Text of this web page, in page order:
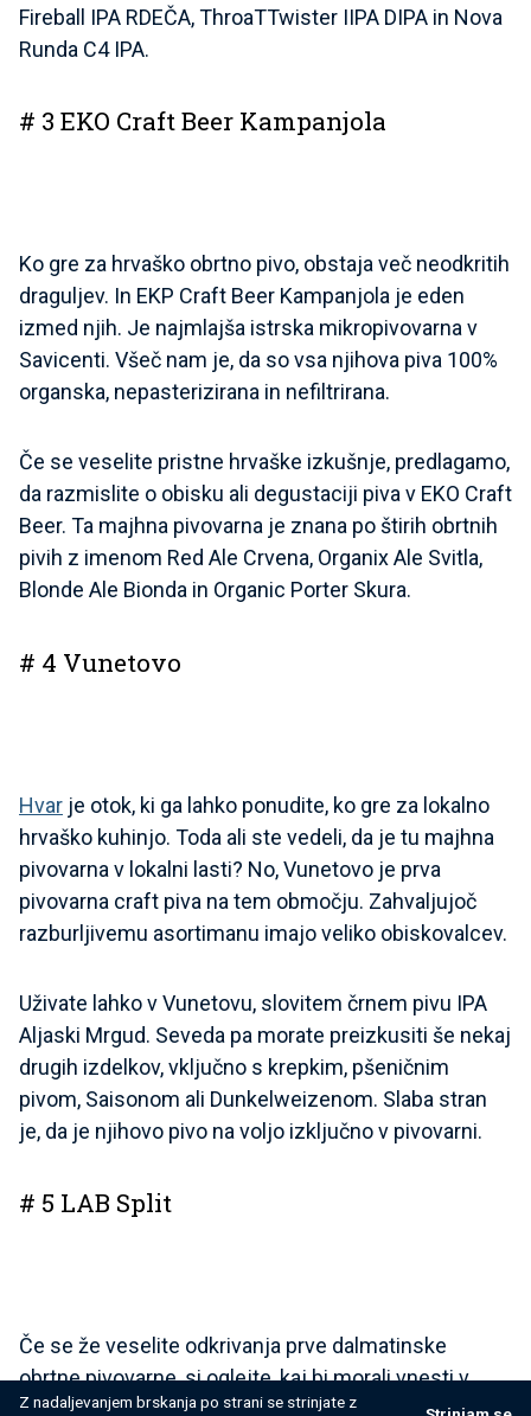
Fireball IPA RDEČA, ThroaTTwister IIPA DIPA in Nova
Runda C4 IPA.
# 3 EKO Craft Beer Kampanjola
Ko gre za hrvaško obrtno pivo, obstaja več neodkritih
draguljev. In EKP Craft Beer Kampanjola je eden
izmed njih. Je najmlajša istrska mikropivovarna v
Savicenti. Všeč nam je, da so vsa njihova piva 100%
organska, nepasterizirana in nefiltrirana.
Če se veselite pristne hrvaške izkušnje, predlagamo,
da razmislite o obisku ali degustaciji piva v EKO Craft
Beer. Ta majhna pivovarna je znana po štirih obrtnih
pivih z imenom Red Ale Crvena, Organix Ale Svitla,
Blonde Ale Bionda in Organic Porter Skura.
# 4 Vunetovo
Hvar je otok, ki ga lahko ponudite, ko gre za lokalno
hrvaško kuhinjo. Toda ali ste vedeli, da je tu majhna
pivovarna v lokalni lasti? No, Vunetovo je prva
pivovarna craft piva na tem območju. Zahvaljujoč
razburljivemu asortimanu imajo veliko obiskovalcev.
Uživate lahko v Vunetovu, slovitem črnem pivu IPA
Aljaski Mrgud. Seveda pa morate preizkusiti še nekaj
drugih izdelkov, vključno s krepkim, pšeničnim
pivom, Saisonom ali Dunkelweizenom. Slaba stran
je, da je njihovo pivo na voljo izključno v pivovarni.
# 5 LAB Split
Če se že veselite odkrivanja prve dalmatinske
obrtne pivovarne, si oglejte, kaj bi morali vnesti v
svoj potovalni načrt. Pivovarna LAB Split je pionir na
Z nadaljevanjem brskanja po strani se strinjate z